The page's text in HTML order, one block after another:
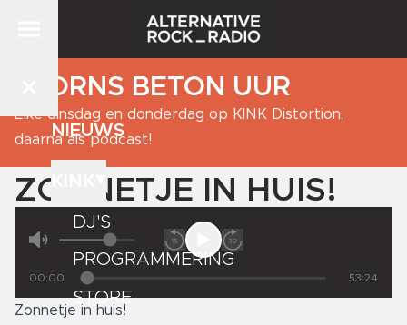
NIEUWS
DJ'S
PROGRAMMERING
STORE
BJORNS BETON UUR
Elke dinsdag en donderdag op KINK Distortion,
daarna als podcast!
ZONNETJE IN HUIS!
00:00 53:24
Zonnetje in huis!